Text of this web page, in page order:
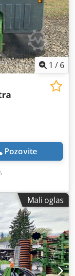
1 / 6
Pozovite
,
Mali oglas